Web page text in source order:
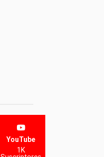
YouTube
1K